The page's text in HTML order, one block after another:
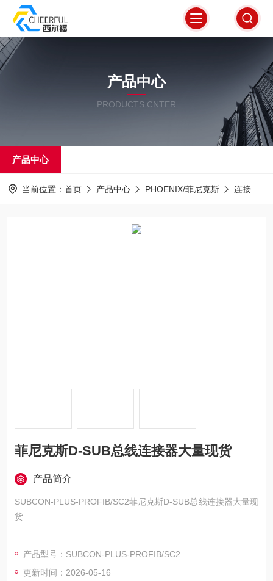
产品中心
PRODUCTS CNTER
产品中心
当前位置： 首页 产品中心 PHOENIX/菲尼克斯 连接器
菲尼克斯D-SUB总线连接器大量现货
产品简介
SUBCON-PLUS-PROFIB/SC2菲尼克斯D-SUB总线连接器大量现
货
D-SUB连接器，9位，针式连接器，进线< 35°，总线系统： PRO
关切换连接，引脚分配： 3，5，6，8；螺钉接线端子
产品型号：SUBCON-PLUS-PROFIB/SC2
更新时间：2026-05-16